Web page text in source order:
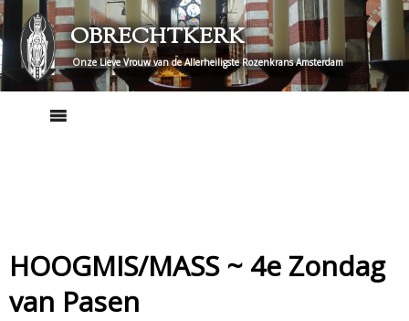
Skip
to
content
OBRECHTKERK
Onze Lieve Vrouw van de Allerheiligste Rozenkrans Amsterdam
HOOGMIS/MASS ~ 4e Zondag
van Pasen